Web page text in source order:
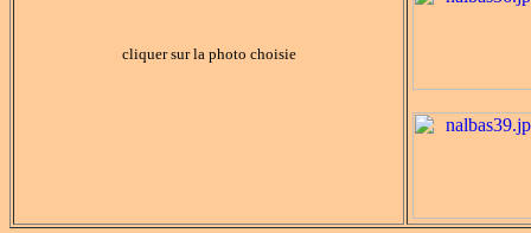
cliquer sur la photo choisie